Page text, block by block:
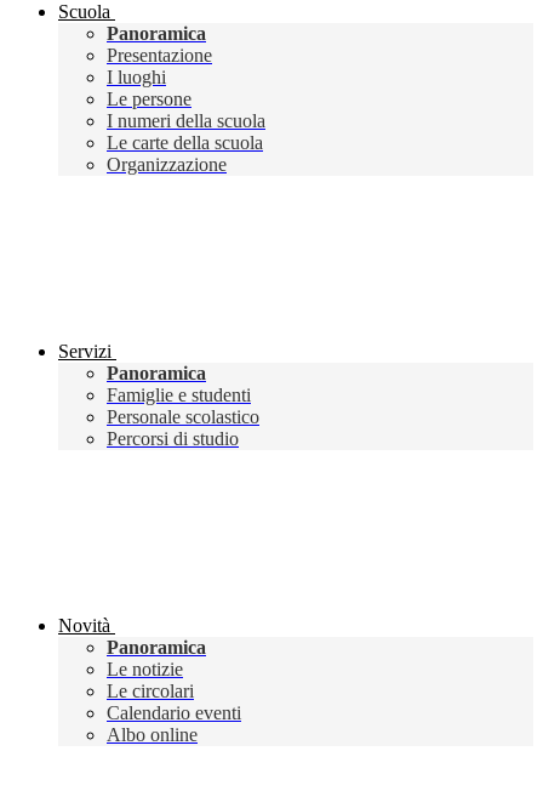
Scuola
Panoramica
Presentazione
I luoghi
Le persone
I numeri della scuola
Le carte della scuola
Organizzazione
Servizi
Panoramica
Famiglie e studenti
Personale scolastico
Percorsi di studio
Novità
Panoramica
Le notizie
Le circolari
Calendario eventi
Albo online